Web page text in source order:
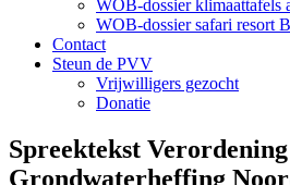
WOB-dossier klimaattafels
WOB-dossier safari resort
Contact
Steun de PVV
Vrijwilligers gezocht
Donatie
Spreektekst Verordening
Grondwaterheffing